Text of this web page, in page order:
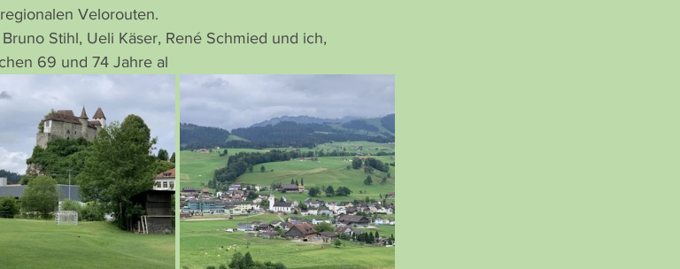
Velorouten.
Stihl, Ueli Käser, René Schmied und ich,
69 und 74 Jahre al